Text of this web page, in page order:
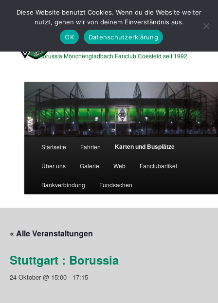
primären
Borussen Express Coesfeld
Borussia Mönchengladbach Fanclub Coesfeld seit 1992
Startseite Fahrten Karten und Busplätze
Über uns Galerie Web Fanclubartikel
Bankverbindung Fundsachen
« Alle Veranstaltungen
Stuttgart : Borussia
24 Oktober @ 15:00 - 17:15
Diese Website benutzt Cookies. Wenn du die Website weiter
nutzt, gehen wir von deinem Einverständnis aus.
OK
Datenschutzerklärung